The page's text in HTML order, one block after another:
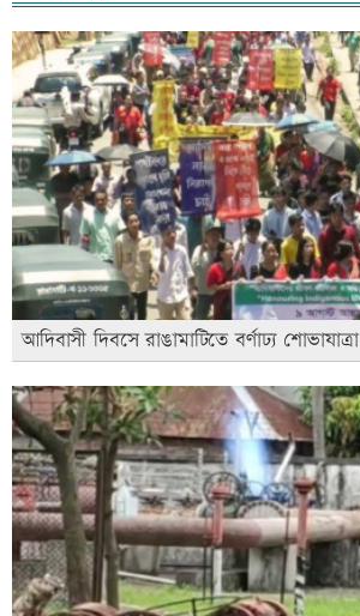
আদিবাসী দিবসে রাঙামাটিতে বর্ণাঢ্য শোভাযাত্রা